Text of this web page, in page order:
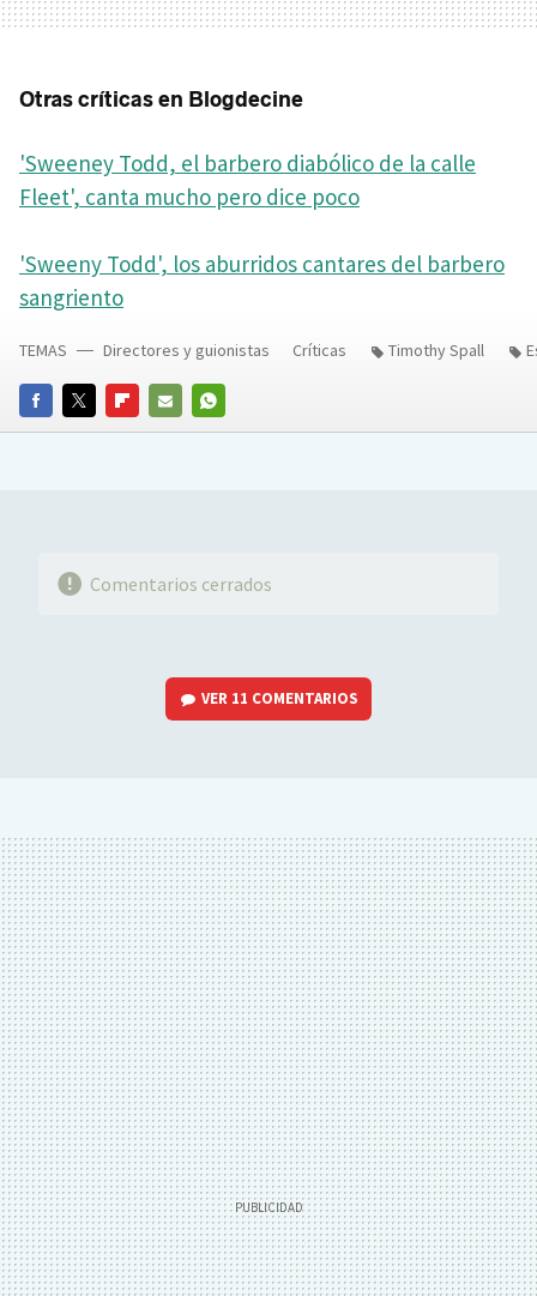
Otras críticas en Blogdecine
'Sweeney Todd, el barbero diabólico de la calle
Fleet', canta mucho pero dice poco
'Sweeny Todd', los aburridos cantares del barbero
sangriento
FACEBOOKTWITTERFLIPBOARD
E-
WHATSAPP
TEMAS Directores y guionistas Críticas Timothy Spall
Comentarios cerrados
VER 11 COMENTARIOS